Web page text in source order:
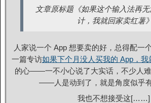
文章原标题《如果这个输入法再
计，我就回家卖红薯》
人家说一个 App 想要卖的好，总得配一
一篇专访如果下个月没人买我的 App，我
的心——一不小心说了大实话，不少人难
——人是动到了，就是角度似乎
我也不想接受这[……]